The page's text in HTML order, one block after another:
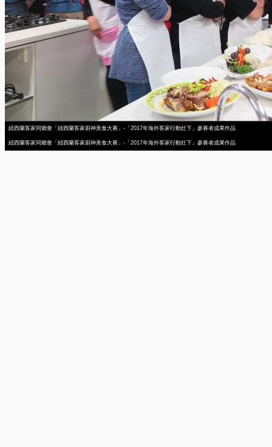
紐西蘭客家同鄉會「紐西蘭客家廚神美食大賽」-「2017年海外客家行動灶下」參賽者成果作品
紐西蘭客家同鄉會「紐西蘭客家廚神美食大賽」-「2017年海外客家行動灶下」參賽者成果作品